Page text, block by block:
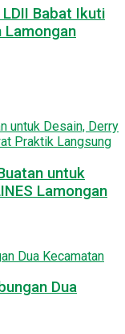
Babat Ikuti
Lamongan
untuk
Lamongan
Dua